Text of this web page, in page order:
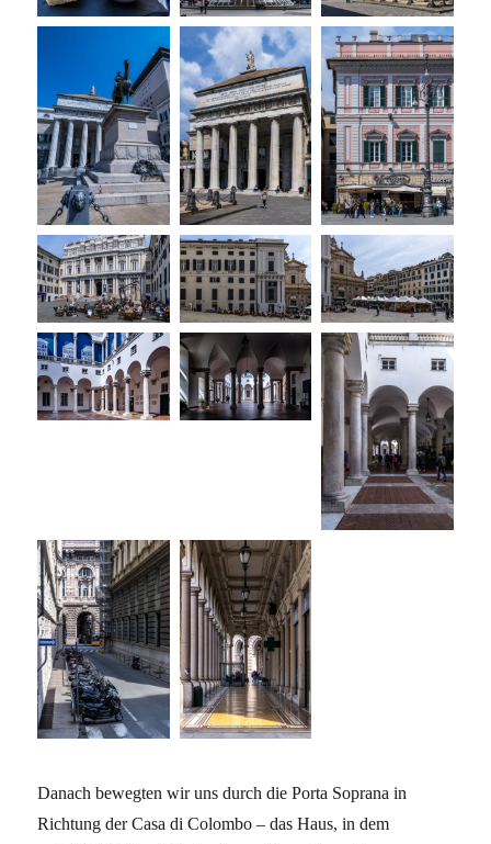
Danach bewegten wir uns durch die Porta Soprana in
Richtung der Casa di Colombo – das Haus, in dem